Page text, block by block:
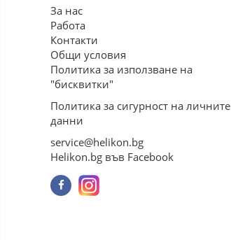
За нас
Работа
Контакти
Общи условия
Политика за използване на
"бисквитки"
Политика за сигурност на личните
данни
service@helikon.bg
Helikon.bg във Facebook